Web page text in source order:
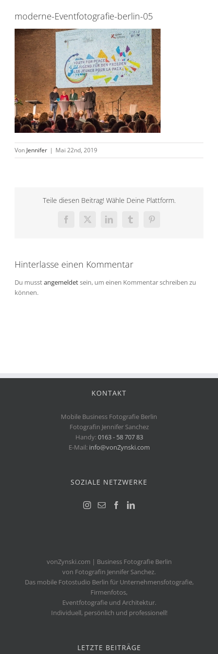
moderne-Eventfotografie-berlin-05
Von Jennifer | Mai 22nd, 2019
Teile diesen Beitrag! Wähle Deine Plattform.
Facebook
X LinkedInTumblrPinterest
Hinterlasse einen Kommentar
Du musstangemeldetsein, um einen Kommentar schreiben zu
können.
KONTAKT
Mobile Business Fotografie Berlin
Fotografin Jennifer Sanchez
Handy:0163 - 58 707 83
E-Mail: info@vonZynski.com
SOZIALE NETZWERKE
vonZynski.com | Business Fotografie Berlin
von Fotografin Jennifer Sanchez.
Das mobile Fotostudio Berlin für Unternehmensfotografie,
Firmenfotos,
Eventfotografie und Architektur.
Individuell, persönlich und professionell!
LETZTE BEITRÄGE